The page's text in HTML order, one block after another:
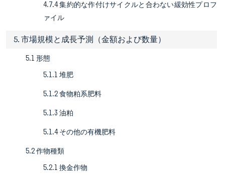
4.7.4 集約的な作付けサイクルと合わない緩効性プロフ
ァイル
5. 市場規模と成長予測（金額および数量）
5.1 形態
5.1.1 堆肥
5.1.2 食物粕系肥料
5.1.3 油粕
5.1.4 その他の有機肥料
5.2 作物種類
5.2.1 換金作物